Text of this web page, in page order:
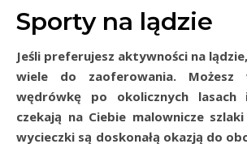
Sporty na lądzie
Jeśli preferujesz aktywności na
wiele do zaoferowania.
wędrówkę po okolicznych
czekają na Ciebie malownicze
wycieczki są doskonałą okazją do